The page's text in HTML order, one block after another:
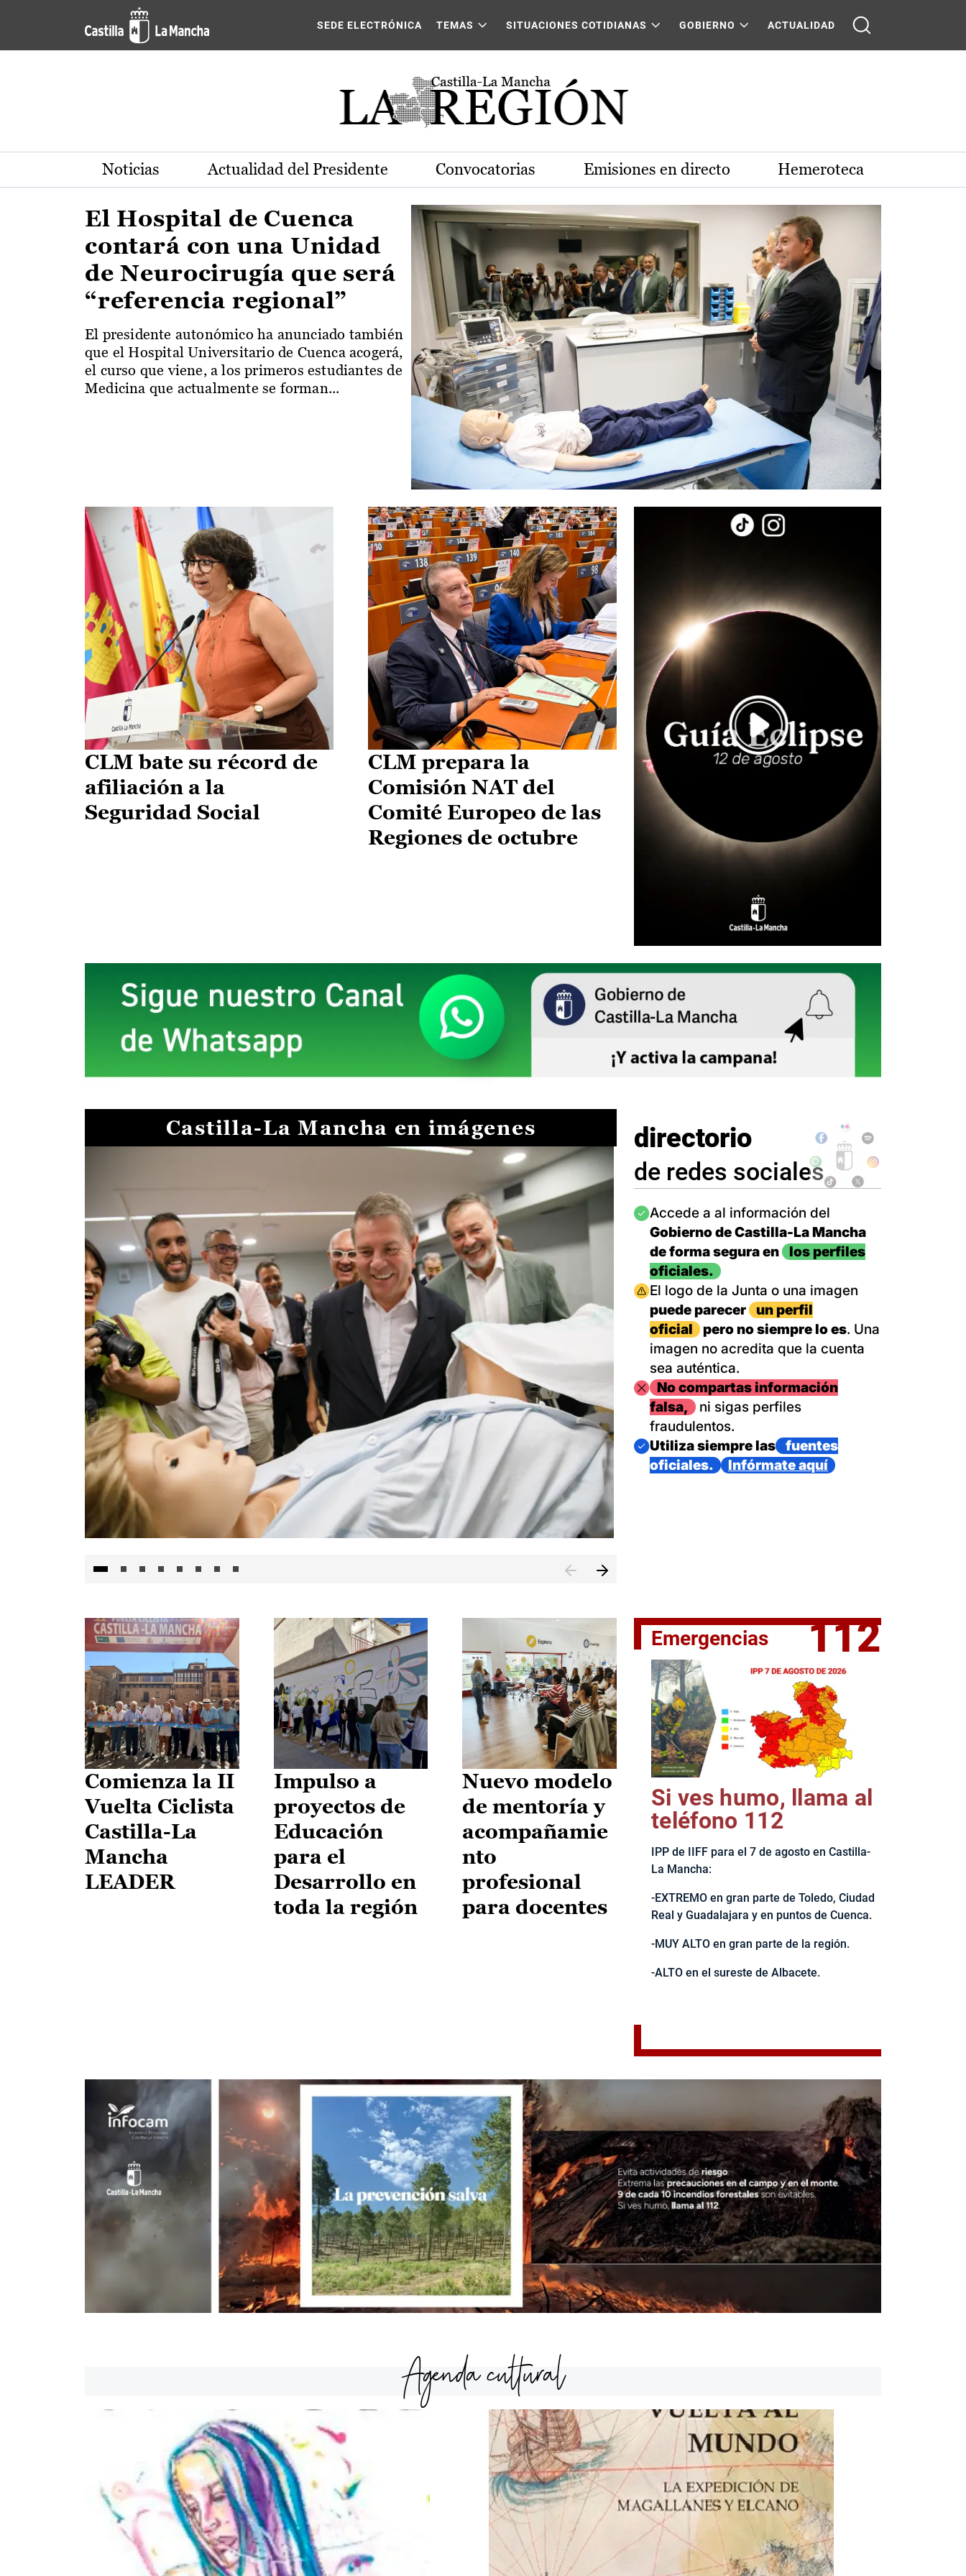
Pasar al contenido principal
Actualidad de la región de Castilla-La Mancha
SEDE ELECTRÓNICA TEMAS SITUACIONES COTIDIANAS GOBIERNO ACTUALIDAD
Noticias Actualidad del Presidente Convocatorias Emisiones en directo Hemeroteca
El Hospital de Cuenca
contará con una Unidad
de Neurocirugía que será
“referencia regional”
El presidente autonómico ha anunciado también
que el Hospital Universitario de Cuenca acogerá,
el curso que viene, a los primeros estudiantes de
Medicina que actualmente se forman...
CLM bate su récord de
afiliación a la
Seguridad Social
CLM prepara la
Comisión NAT del
Comité Europeo de las
Regiones de octubre
Castilla-La Mancha en imágenes
El jefe del Ejecutivo castellanomanchego, Emiliano García-
directorio
de redes sociales
Imagen
Accede a al información del
Gobierno de Castilla-La Mancha
de forma segura en
los perfiles
oficiales.
Imagen
El logo de la Junta o una imagen
puede parecer
un perfil
oficial
pero no siempre lo es. Una
imagen no acredita que la cuenta
sea auténtica.
ImagenNo compartas información
falsa,
ni sigas perfiles
fraudulentos.
Imagen
Utiliza siempre las
fuentes
oficiales.
Infórmate aquí
Comienza la II
Vuelta Ciclista
Castilla-La
Mancha
LEADER
Impulso a
proyectos de
Educación
para el
Desarrollo en
toda la región
Nuevo modelo
de mentoría y
acompañamie
nto
profesional
para docentes
Emergencias 112
Si ves humo, llama al
teléfono 112
IPP de IIFF para el 7 de agosto en Castilla-
La Mancha:
-EXTREMO en gran parte de Toledo, Ciudad
Real y Guadalajara y en puntos de Cuenca.
-MUY ALTO en gran parte de la región.
-ALTO en el sureste de Albacete.
Agenda cultural